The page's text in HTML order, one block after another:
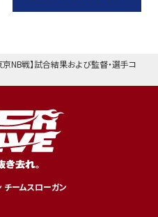
京NB戦】試合結果および監督・選手コ
ームスローガン